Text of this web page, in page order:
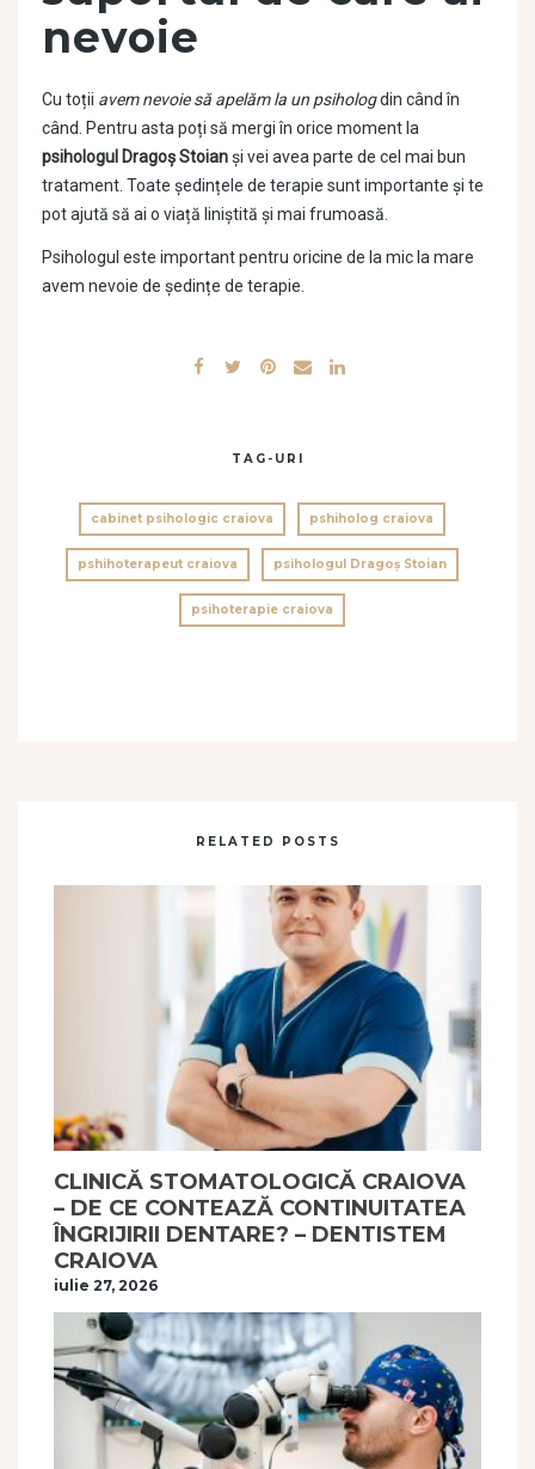
nevoie
Cu toții avem nevoie să apelăm la un psihologdin când în
când. Pentru asta poți să mergi în orice moment la
psihologul Dragoș Stoianși vei avea parte de cel mai bun
tratament. Toate ședințele de terapie sunt importante și te
pot ajută să ai o viață liniștită și mai frumoasă.
Psihologul este important pentru oricine de la mic la mare
avem nevoie de ședințe de terapie.
TAG-URI
cabinet psihologic craiova pshiholog craiova
pshihoterapeut craiova psihologul Dragoș Stoian
psihoterapie craiova
RELATED POSTS
CLINICĂ STOMATOLOGICĂ CRAIOVA
– DE CE CONTEAZĂ CONTINUITATEA
ÎNGRIJIRII DENTARE? – DENTISTEM
CRAIOVA
iulie 27, 2026